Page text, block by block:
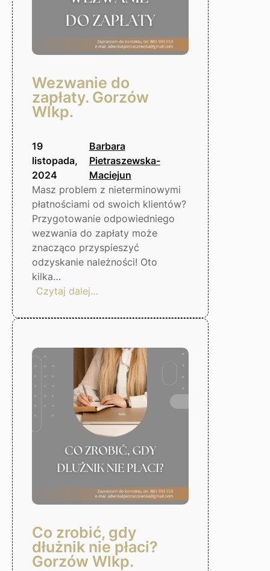
Wezwanie do
zapłaty. Gorzów
Wlkp.
19
listopada,
2024
Barbara
Pietraszewska-
Maciejun
Masz problem z nieterminowymi
płatnościami od swoich klientów?
Przygotowanie odpowiedniego
wezwania do zapłaty może
znacząco przyspieszyć
odzyskanie należności! Oto
kilka…
Czytaj dalej…
do
Gorzów
Wlkp.
Co zrobić, gdy
dłużnik nie płaci?
Gorzów Wlkp.